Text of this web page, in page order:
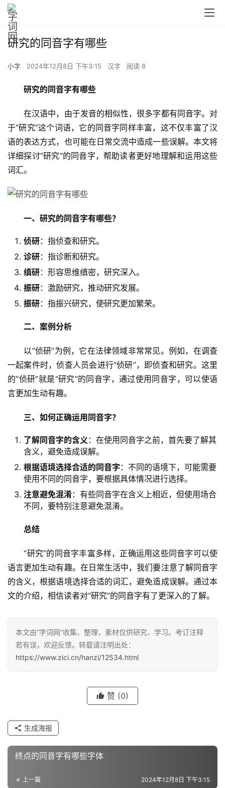
组
词
义
研究的同音字有哪些
小字 2024年12月8日 下午3:15 汉字 阅读 8
研究的同音字有哪些
在汉语中，由于发音的相似性，很多字都有同音字。对
于“研究”这个词语，它的同音字同样丰富，这不仅丰富了汉
语的表达方式，也可能在日常交流中造成一些误解。本文将
详细探讨“研究”的同音字，帮助读者更好地理解和运用这些
词汇。
一、研究的同音字有哪些？
侦研：指侦查和研究。
诊研：指诊断和研究。
缜研：形容思维缜密，研究深入。
振研：激励研究，推动研究发展。
振研：指振兴研究，使研究更加繁荣。
二、案例分析
以“侦研”为例，它在法律领域非常常见。例如，在调查
一起案件时，侦查人员会进行“侦研”，即侦查和研究。这里
的“侦研”就是“研究”的同音字，通过使用同音字，可以使语
言更加生动有趣。
三、如何正确运用同音字？
了解同音字的含义 ：在使用同音字之前，首先要了解其
含义，避免造成误解。
根据语境选择合适的同音字 ：不同的语境下，可能需要
使用不同的同音字，要根据具体情况进行选择。
注意避免混淆：有些同音字在含义上相近，但使用场合
不同，要特别注意避免混淆。
总结
“研究”的同音字丰富多样，正确运用这些同音字可以使
语言更加生动有趣。在日常生活中，我们要注意了解同音字
的含义，根据语境选择合适的词汇，避免造成误解。通过本
文的介绍，相信读者对“研究”的同音字有了更深入的了解。
本文由“字词网”收集、整理，素材仅供研究、学习。考订注释
若有误，欢迎反馈。转载请注明出处：
https://www.zici.cn/hanzi/12534.html
赞 (0)
生成海报
终点的同音字有哪些字体
上一篇 2024年12月8日 下午3:15